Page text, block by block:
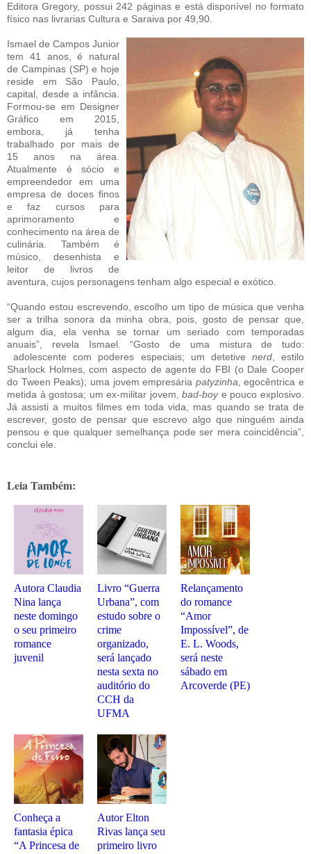
Editora Gregory, possui 242 páginas e está disponível no formato
físico nas livrarias Cultura e Saraiva por 49,90.
Ismael de Campos Junior
tem 41 anos, é natural
de Campinas (SP) e hoje
reside em São Paulo,
capital, desde a infância.
Formou-se em Designer
Gráfico em 2015,
embora, já tenha
trabalhado por mais de
15 anos na área.
Atualmente é sócio e
empreendedor em uma
empresa de doces finos
e faz cursos para
aprimoramento e
conhecimento na área de
culinária. Também é
músico, desenhista e
leitor de livros de
aventura, cujos personagens tenham algo especial e exótico.
“Quando estou escrevendo, escolho um tipo de música que venha
ser a trilha sonora da minha obra, pois, gosto de pensar que,
algum dia, ela venha se tornar um seriado com temporadas
anuais”, revela Ismael. “Gosto de uma mistura de tudo:
adolescente com poderes especiais; um detetive nerd, estilo
Sharlock Holmes, com aspecto de agente do FBI (o Dale Cooper
do Tween Peaks); uma jovem empresária patyzinha, egocêntrica e
metida à gostosa; um ex-militar jovem,bad-boye pouco explosivo.
Já assisti a muitos filmes em toda vida, mas quando se trata de
escrever, gosto de pensar que escrevo algo que ninguém ainda
pensou e que qualquer semelhança pode ser mera coincidência”,
conclui ele.
Leia Também:
Autora Claudia
Nina lança
neste domingo
o seu primeiro
romance
juvenil
Livro “Guerra
Urbana”, com
estudo sobre o
crime
organizado,
será lançado
nesta sexta no
auditório do
CCH da
UFMA
Relançamento
do romance
“Amor
Impossível”, de
E. L. Woods,
será neste
sábado em
Arcoverde (PE)
Conheça a
fantasia épica
“A Princesa de
Autor Elton
Rivas lança seu
primeiro livro